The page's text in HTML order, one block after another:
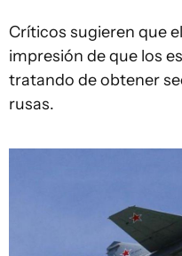
Críticos sugieren que
impresión de que los
tratando de obtener
rusas.